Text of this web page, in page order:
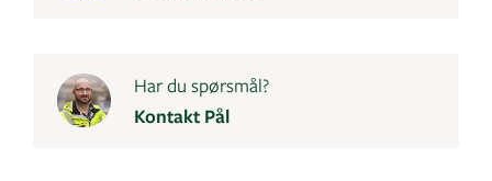
Har du spørsmål?
Kontakt Pål